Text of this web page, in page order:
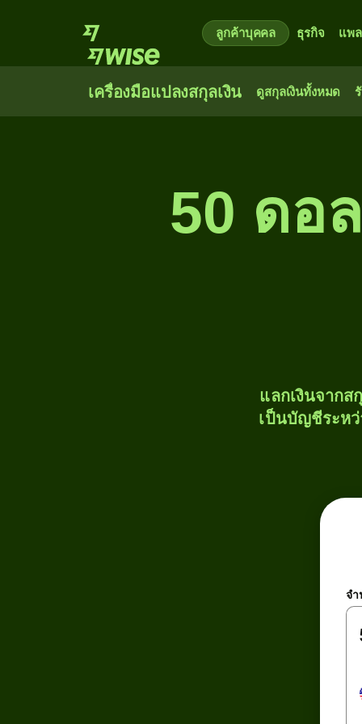
ลูกค้าบุคคล ธุรกิจ แพ
เครื่องมือแปลงสกุลเงิน ดูสกุลเงินทั้งหมด
50 ดอ
แลกเงินจากส
เป็นบัญชีระหว่
จ